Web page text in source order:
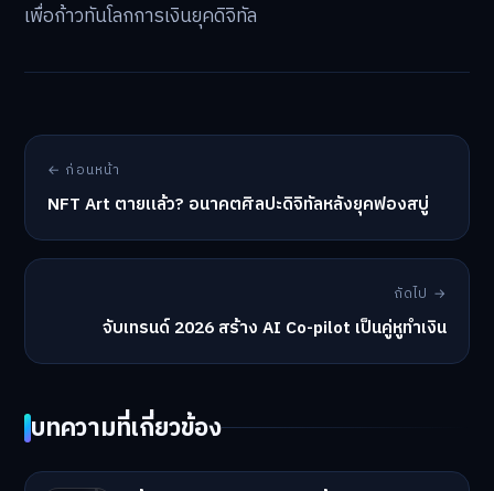
เพื่อก้าวทันโลกการเงินยุคดิจิทัล
← ก่อนหน้า
NFT Art ตายแล้ว? อนาคตศิลปะดิจิทัลหลังยุคฟองสบู่
ถัดไป →
จับเทรนด์ 2026 สร้าง AI Co-pilot เป็นคู่หูทำเงิน
บทความที่เกี่ยวข้อง